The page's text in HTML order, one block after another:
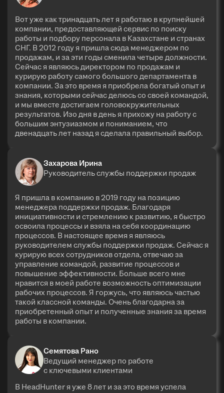
Вот уже как тринадцать лет я работаю в крупнейшей
компании, предоставляющей сервис по поиску
работы и подбору персонала в Казахстане и странах
СНГ. В 2012 году я пришла сюда менеджером по
продажам, и за эти годы сменила четыре должности.
Сейчас я являюсь директором по продажам и
курирую работу самого большого департамента в
компании. За это время я приобрела богатый опыт и
знания, которыми сейчас делюсь со своей командой,
и мы вместе достигаем головокружительных
результатов. Изо дня в день я прихожу на работу с
большим энтузиазмом и пониманием, что
двенадцать лет назад я сделала правильный выбор.
Захарова Ирина
Руководитель службы поддержки продаж
Я пришла в компанию в 2019 году на позицию
менеджера поддержки продаж. Благодаря
инициативности и стремлению к развитию, я быстро
освоила процессы и взяла на себя координацию
процессов. В настоящее время я являюсь
руководителем службы поддержки продаж. Сейчас я
курирую всех сотрудников отдела, отвечаю за
управление командой, развитие процессов и
повышение эффективности. Больше всего мне
нравится в моей работе возможность оптимизации
рабочих процессов. Я горжусь, что являюсь частью
такой классной команды. Очень благодарна за
приобретенный опыт и полученные знания за время
работы в компании.
Семятова Рано
Ведущий менеджер по работе
с ключевыми клиентами
В HeadHunter я уже 8 лет и за это время успела